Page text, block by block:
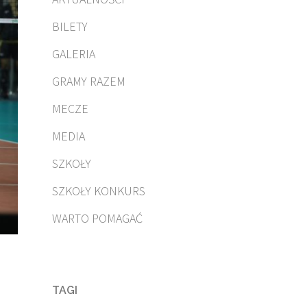
BILETY
GALERIA
GRAMY RAZEM
MECZE
MEDIA
SZKOŁY
SZKOŁY KONKURS
WARTO POMAGAĆ
TAGI